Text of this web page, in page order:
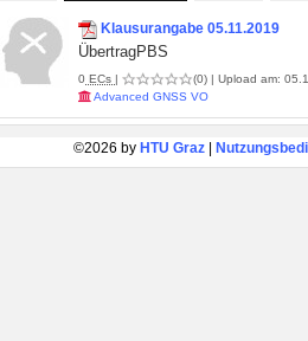
Klausurangabe 05.11.2019
ÜbertragPBS
0 ECs | (0) | Upload am:
Advanced GNSS VO
©2026 by HTU Graz|